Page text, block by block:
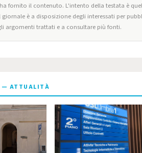
fornito il contenuto. L'intento della testata è
giornale è a disposizione degli interessati per
argomenti trattati e a consultare più fonti.
— ATTUALITÀ